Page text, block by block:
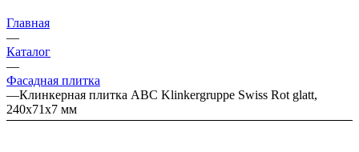
Главная
—
Каталог
—
Фасадная плитка
—Клинкерная плитка ABC Klinkergruppe Swiss Rot glatt,
240х71х7 мм